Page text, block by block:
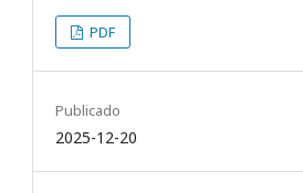
PDF
Publicado
2025-12-20